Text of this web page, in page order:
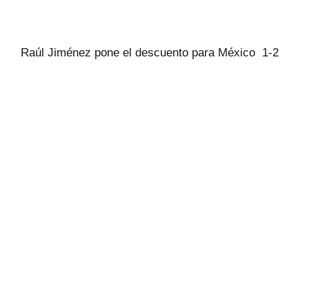
Raúl Jiménez pone el descuento para México 1-2